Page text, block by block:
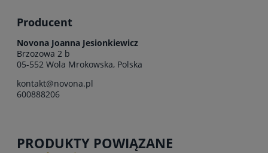
Producent
Novona Joanna Jesionkiewicz
Brzozowa 2 b
05-552 Wola Mrokowska, Polska
kontakt@novona.pl
600888206
PRODUKTY POWIĄZANE